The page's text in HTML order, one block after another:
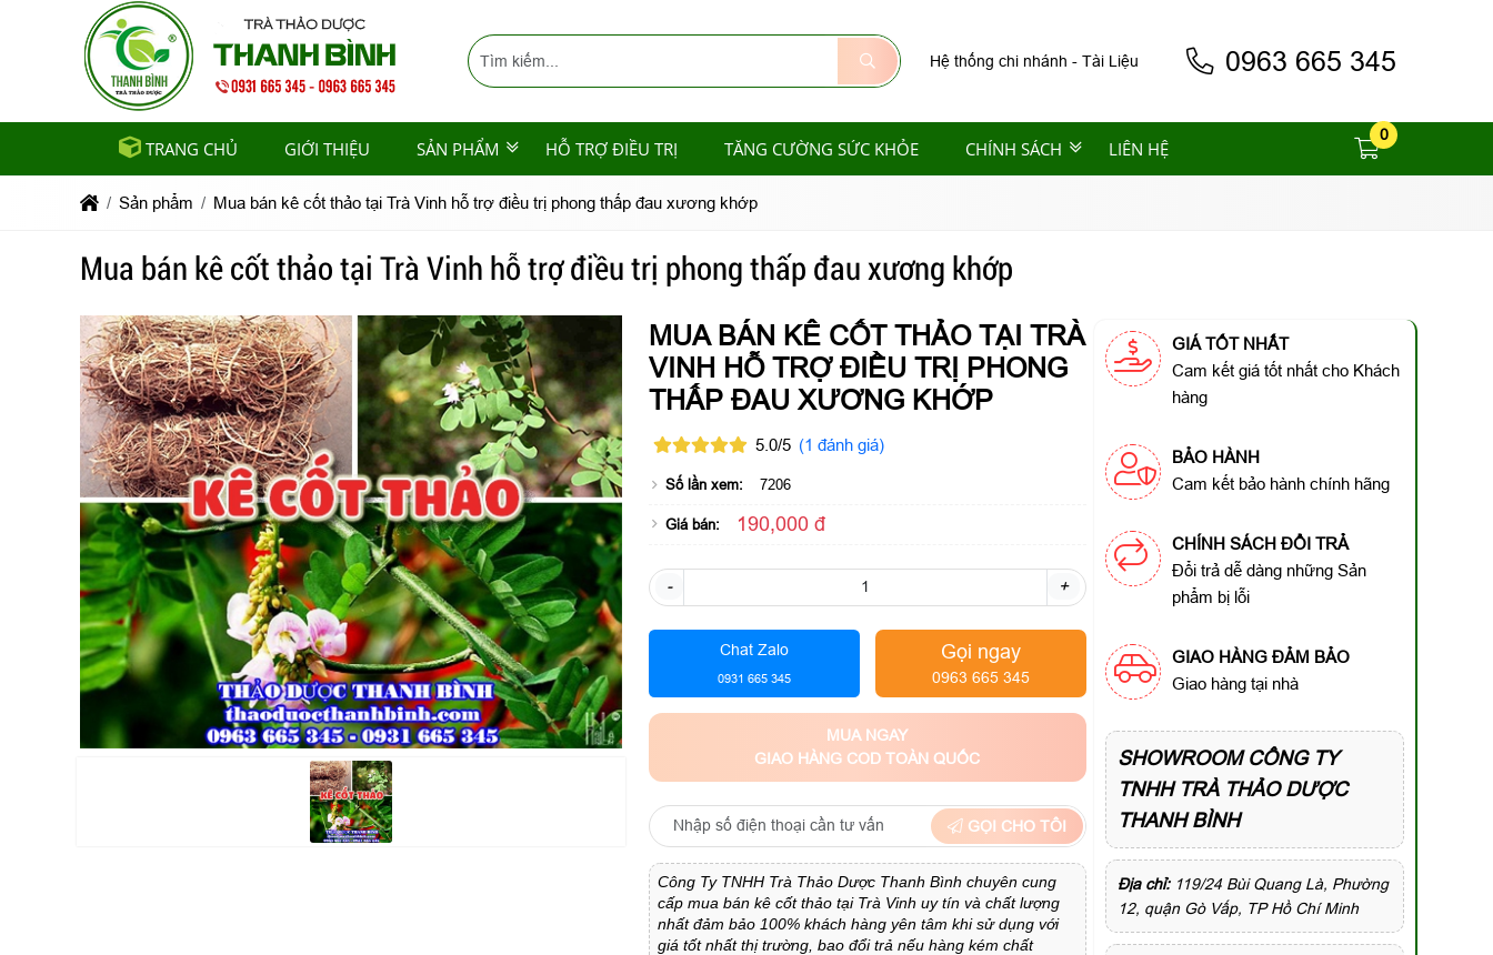
Hệ thống chi nhánh - Tài Liệu 0963 665 345
TRANG CHỦ GIỚI THIỆU SẢN PHẨM HỖ TRỢ ĐIỀU TRỊ TĂNG CƯỜNG SỨC KHỎE CHÍNH SÁCH LIÊN HỆ
0
Sản phẩm Mua bán kê cốt thảo tại Trà Vinh hỗ trợ điều trị phong thấp đau xương khớp
Mua bán kê cốt thảo tại Trà Vinh hỗ trợ điều trị phong thấp đau xương khớp
MUA BÁN KÊ CỐT THẢO TẠI TRÀ
VINH HỖ TRỢ ĐIỀU TRỊ PHONG
THẤP ĐAU XƯƠNG KHỚP
5.0/5 (1 đánh giá)
Số lần xem: 7206
Giá bán: 190,000 đ
- +
Chat Zalo
0931 665 345
Gọi ngay
0963 665 345
MUA NGAY
GIAO HÀNG COD TOÀN QUỐC
GỌI CHO TÔI
Công Ty TNHH Trà Thảo Dược Thanh Bình chuyên cung
cấp mua bán kê cốt thảo tại Trà Vinh uy tín và chất lượng
nhất đảm bảo 100% khách hàng yên tâm khi sử dụng với
giá tốt nhất thị trường, bao đổi trả nếu hàng kém chất
GIÁ TỐT NHẤT
Cam kết giá tốt nhất cho Khách
hàng
BẢO HÀNH
Cam kết bảo hành chính hãng
CHÍNH SÁCH ĐỔI TRẢ
Đổi trả dễ dàng những Sản
phẩm bị lỗi
GIAO HÀNG ĐẢM BẢO
Giao hàng tại nhà
SHOWROOM CÔNG TY
TNHH TRÀ THẢO DƯỢC
THANH BÌNH
Địa chỉ: 119/24 Bùi Quang Là, Phường
12, quận Gò Vấp, TP Hồ Chí Minh